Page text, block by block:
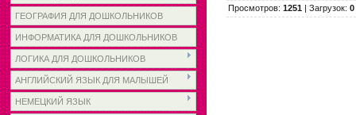
ГЕОГРАФИЯ ДЛЯ ДОШКОЛЬНИКОВ
ИНФОРМАТИКА ДЛЯ ДОШКОЛЬНИКОВ
ЛОГИКА ДЛЯ ДОШКОЛЬНИКОВ
АНГЛИЙСКИЙ ЯЗЫК ДЛЯ МАЛЫШЕЙ
НЕМЕЦКИЙ ЯЗЫК
Просмотров: 1251 | Загрузок: 0